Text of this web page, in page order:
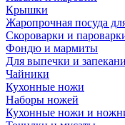
Крышки
Жаропрочная посуда
Скороварки и
Фондю и мармиты
Для выпечки и
Чайники
Кухонные ножи
Наборы ножей
Кухонные ножи и